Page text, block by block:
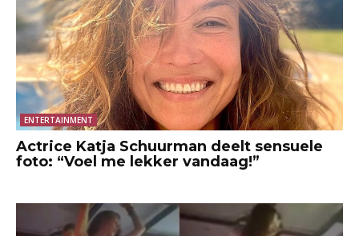
ENTERTAINMENT
Actrice Katja Schuurman deelt sensuele
foto: “Voel me lekker vandaag!”